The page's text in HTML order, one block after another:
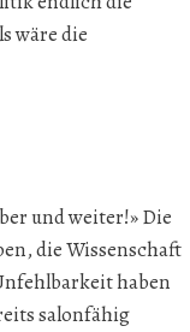
wäre die
und weiter!» Die
die Wissenschaft
haben
salonfähig